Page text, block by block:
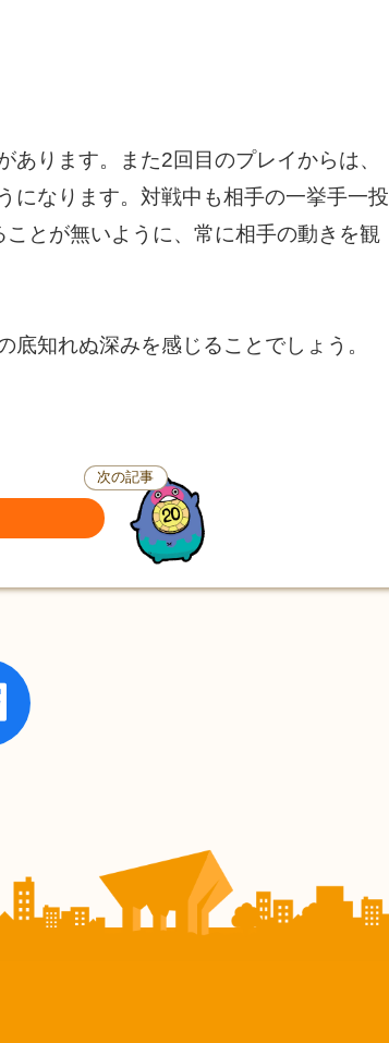
ります。また2回目のプレイからは、
になります。対戦中も相手の一挙手一投
とが無いように、常に相手の動きを観
知れぬ深みを感じることでしょう。
次の記事